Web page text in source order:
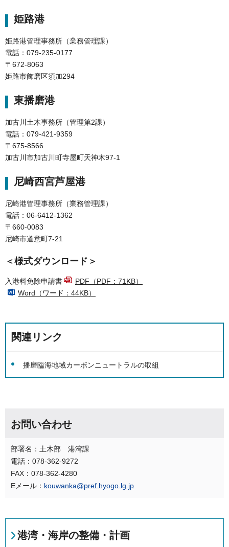
姫路港
姫路港管理事務所（業務管理課）
電話：079-235-0177
〒672-8063
姫路市飾磨区須加294
東播磨港
加古川土木事務所（管理第2課）
電話：079-421-9359
〒675-8566
加古川市加古川町寺屋町天神木97-1
尼崎西宮芦屋港
尼崎港管理事務所（業務管理課）
電話：06-6412-1362
〒660-0083
尼崎市道意町7-21
＜様式ダウンロード＞
入港料免除申請書
PDF（PDF：71KB）
Word（ワード：44KB）
関連リンク
播磨臨海地域カーボンニュートラルの取組
お問い合わせ
部署名：土木部 港湾課
電話：078-362-9272
FAX：078-362-4280
Eメール： kouwanka@pref.hyogo.lg.jp
港湾・海岸の整備・計画